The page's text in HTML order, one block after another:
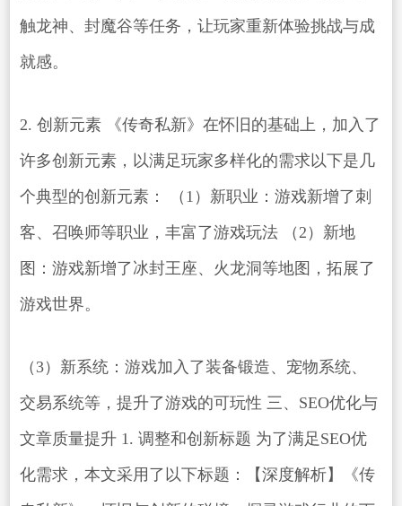
触龙神、封魔谷等任务，让玩家重新体验挑战与成
就感。
2. 创新元素 《传奇私新》在怀旧的基础上，加入了
许多创新元素，以满足玩家多样化的需求以下是几
个典型的创新元素： （1）新职业：游戏新增了刺
客、召唤师等职业，丰富了游戏玩法 （2）新地
图：游戏新增了冰封王座、火龙洞等地图，拓展了
游戏世界。
（3）新系统：游戏加入了装备锻造、宠物系统、
交易系统等，提升了游戏的可玩性 三、SEO优化与
文章质量提升 1. 调整和创新标题 为了满足SEO优
化需求，本文采用了以下标题：【深度解析】《传